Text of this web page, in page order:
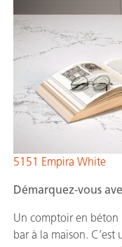
5151 Empira White
Démarquez-vous
Un comptoir en béton
bar à la maison.